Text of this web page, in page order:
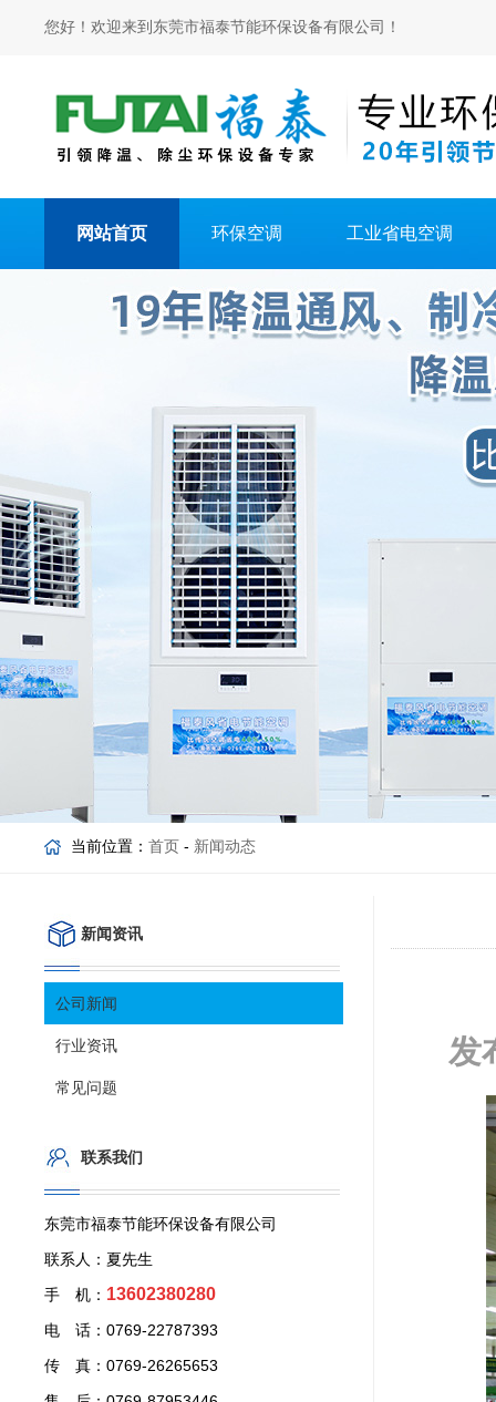
您好！欢迎来到东莞市福泰节能环保设备有限公司！
网站首页 环保空调 工业省电空调
当前位置： 首页 - 新闻动态
发
新闻资讯
公司新闻
行业资讯
常见问题
联系我们
东莞市福泰节能环保设备有限公司
联系人：夏先生
手 机： 13602380280
电 话：0769-22787393
传 真：0769-26265653